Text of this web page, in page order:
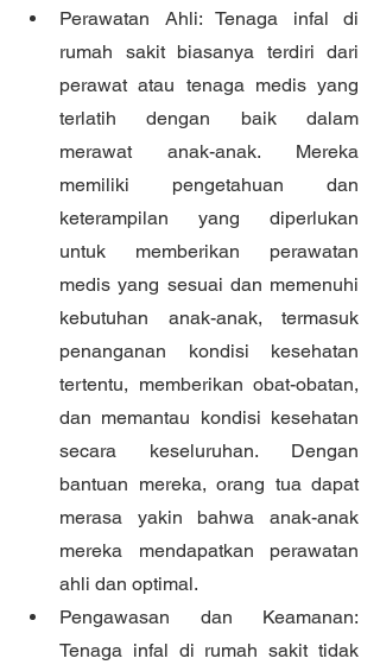
Perawatan Ahli: Tenaga infal di
rumah sakit biasanya terdiri dari
perawat atau tenaga medis yang
terlatih dengan baik dalam
merawat anak-anak. Mereka
memiliki pengetahuan dan
keterampilan yang diperlukan
untuk memberikan perawatan
medis yang sesuai dan memenuhi
kebutuhan anak-anak, termasuk
penanganan kondisi kesehatan
tertentu, memberikan obat-obatan,
dan memantau kondisi kesehatan
secara keseluruhan. Dengan
bantuan mereka, orang tua dapat
merasa yakin bahwa anak-anak
mereka mendapatkan perawatan
ahli dan optimal.
Pengawasan dan Keamanan:
Tenaga infal di rumah sakit tidak